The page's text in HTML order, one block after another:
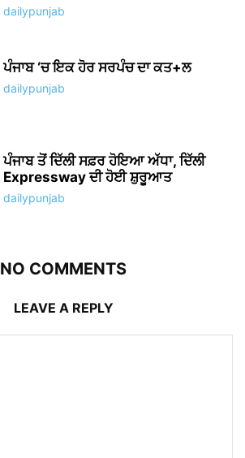
dailypunjab
ਪੰਜਾਬ ‘ਚ ਇਕ ਹੋਰ ਸਰਪੰਚ ਦਾ ਕਤ+ਲ
dailypunjab
ਪੰਜਾਬ ਤੋਂ ਦਿੱਲੀ ਸਫ਼ਰ ਹੋਇਆ ਅੱਧਾ, ਦਿੱਲੀ
Expressway ਦੀ ਹੋਈ ਸ਼ੁਰੂਆਤ
dailypunjab
NO COMMENTS
LEAVE A REPLY